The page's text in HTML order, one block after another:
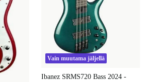
Vain muutama jäljellä
Ibanez SRMS720 Bass 2024 -